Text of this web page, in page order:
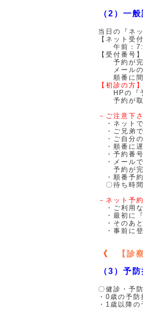
（2）一
当日の『ネ
【ネット受
午前：
【受付番号】
予約が完
メールの
順番に間
【初診の方】
HPの『予
予約が取
－ご注意下
・ネットで
・ご兄弟で
・ご自分の
・順番に遅
・予約番号
・メール
予約が完
・順番予約
〇待ち時間
－ネット予
・ご利用な
・最初に『
・そのあと
・事前に登
《 【診
（3）予
〇健診・予
・0歳の予
・1歳以降